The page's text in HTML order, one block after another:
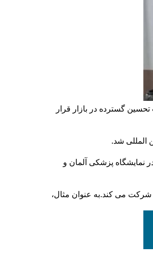
گسترده در بازار قرار
نمایشگاه پزشکی آلمان و
شرکت می کند.به عنوان مثال،